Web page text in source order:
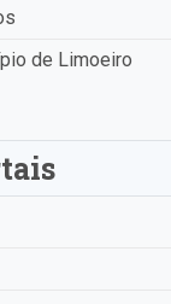
de Limoeiro